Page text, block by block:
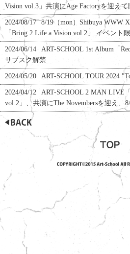
Vision vol.3」共演にAge Factoryを迎えて
2024/08/17
8/19（mon）Shibuya WWW
「Bring 2 Life a Vision vol.2」 イベント
2024/06/14
ART-SCHOOL 1st Album「
サブスク解禁
2024/05/20 ART-SCHOOL TOUR 2024
2024/04/12
ART-SCHOOL 2 MAN LIVE
vol.2」、共演にThe Novembersを迎え、